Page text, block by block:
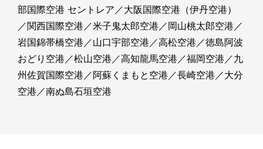
青森県
青森駅:アパホテル〈青森駅東〉
24時間
詳細 >
部国際空港 セントレア ／大阪国際空港（伊丹空港）
／関西国際空港 ／米子鬼太郎空港 ／岡山桃太郎空港 ／
岩国錦帯橋空港 ／山口宇部空港 ／高松空港 ／徳島阿波
おどり空港 ／松山空港 ／高知龍馬空港 ／福岡空港 ／九
州佐賀国際空港 ／阿蘇くまもと空港 ／長崎空港 ／大分
空港 ／南ぬ島石垣空港